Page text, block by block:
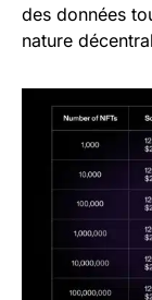
des données
nature